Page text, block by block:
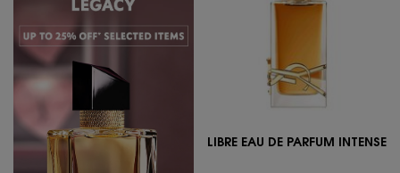
LIBRE EAU DE PARFUM INTENSE